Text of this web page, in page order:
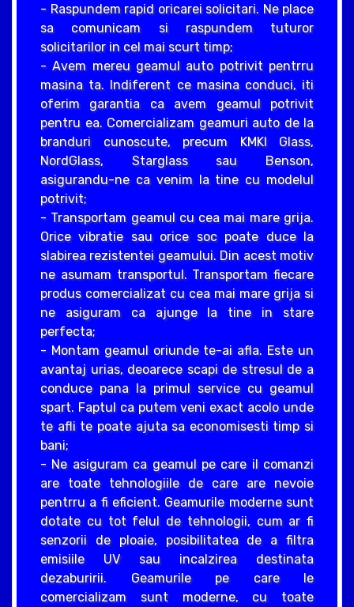
- Raspundem rapid oricarei solicitari. Ne place
sa comunicam si raspundem tuturor
solicitarilor in cel mai scurt timp;
- Avem mereu geamul auto potrivit pentrru
masina ta. Indiferent ce masina conduci, iti
oferim garantia ca avem geamul potrivit
pentru ea. Comercializam geamuri auto de la
branduri cunoscute, precum KMKI Glass,
NordGlass, Starglass sau Benson,
asigurandu-ne ca venim la tine cu modelul
potrivit;
- Transportam geamul cu cea mai mare grija.
Orice vibratie sau orice soc poate duce la
slabirea rezistentei geamului. Din acest motiv
ne asumam transportul. Transportam fiecare
produs comercializat cu cea mai mare grija si
ne asiguram ca ajunge la tine in stare
perfecta;
- Montam geamul oriunde te-ai afla. Este un
avantaj urias, deoarece scapi de stresul de a
conduce pana la primul service cu geamul
spart. Faptul ca putem veni exact acolo unde
te afli te poate ajuta sa economisesti timp si
bani;
- Ne asiguram ca geamul pe care il comanzi
are toate tehnologiile de care are nevoie
pentrru a fi eficient. Geamurile moderne sunt
dotate cu tot felul de tehnologii, cum ar fi
senzorii de ploaie, posibilitatea de a filtra
emisiile UV sau incalzirea destinata
dezaburirii. Geamurile pe care le
comercializam sunt moderne, cu toate